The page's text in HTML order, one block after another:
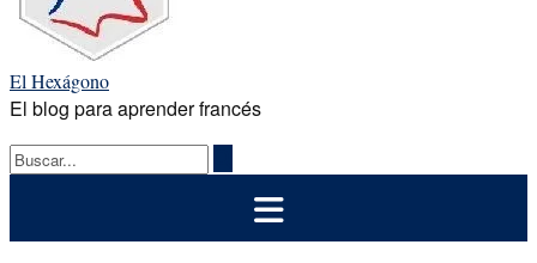
El Hexágono
El blog para aprender francés